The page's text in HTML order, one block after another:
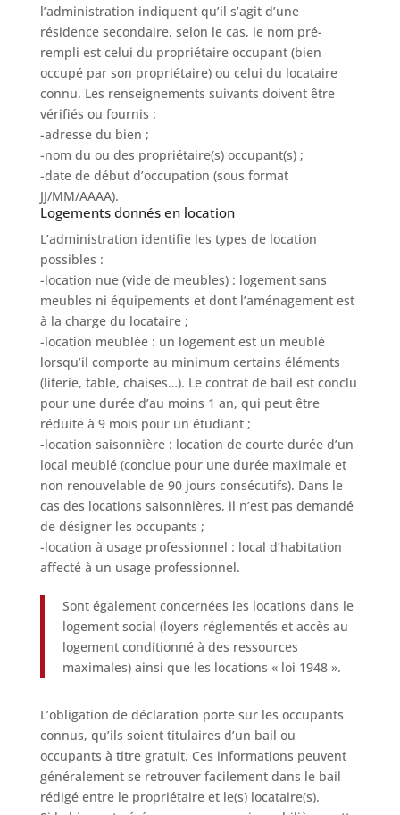
l’administration indiquent qu’il s’agit d’une
résidence secondaire, selon le cas, le nom pré-
rempli est celui du propriétaire occupant (bien
occupé par son propriétaire) ou celui du locataire
connu. Les renseignements suivants doivent être
vérifiés ou fournis :
-adresse du bien ;
-nom du ou des propriétaire(s) occupant(s) ;
-date de début d’occupation (sous format
JJ/MM/AAAA).
Logements donnés en location
L’administration identifie les types de location
possibles :
-location nue (vide de meubles) : logement sans
meubles ni équipements et dont l’aménagement est
à la charge du locataire ;
-location meublée : un logement est un meublé
lorsqu’il comporte au minimum certains éléments
(literie, table, chaises…). Le contrat de bail est conclu
pour une durée d’au moins 1 an, qui peut être
réduite à 9 mois pour un étudiant ;
-location saisonnière : location de courte durée d’un
local meublé (conclue pour une durée maximale et
non renouvelable de 90 jours consécutifs). Dans le
cas des locations saisonnières, il n’est pas demandé
de désigner les occupants ;
-location à usage professionnel : local d’habitation
affecté à un usage professionnel.
Sont également concernées les locations dans le
logement social (loyers réglementés et accès au
logement conditionné à des ressources
maximales) ainsi que les locations « loi 1948 ».
L’obligation de déclaration porte sur les occupants
connus, qu’ils soient titulaires d’un bail ou
occupants à titre gratuit. Ces informations peuvent
généralement se retrouver facilement dans le bail
rédigé entre le propriétaire et le(s) locataire(s).